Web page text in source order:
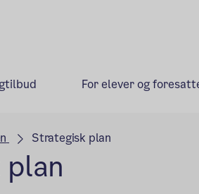
For elever og
Strategisk plan